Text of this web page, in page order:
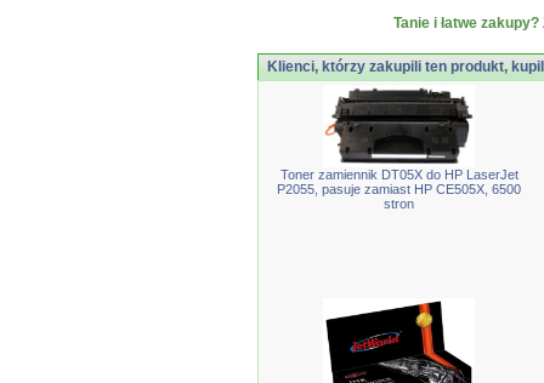
Tanie i łatwe
Klienci, którzy zakupili ten produkt,
Toner zamiennik DT05X do HP LaserJet
P2055, pasuje zamiast HP CE505X, 6500
stron